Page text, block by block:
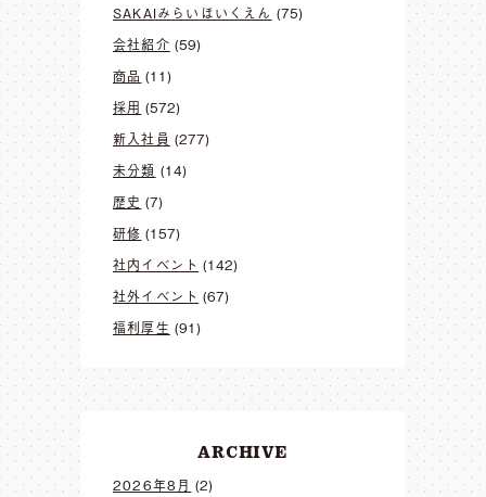
SAKAIみらいほいくえん (75)
会社紹介 (59)
商品 (11)
採用 (572)
新入社員 (277)
未分類 (14)
歴史 (7)
研修 (157)
社内イベント (142)
社外イベント (67)
福利厚生 (91)
ARCHIVE
2026年8月 (2)